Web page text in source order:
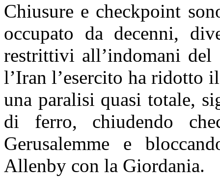
Chiusure e checkpoint
occupato da decenni,
restrittivi all’indomani
l’Iran l’esercito ha ridotto
una paralisi quasi totale,
di ferro, chiudendo
Gerusalemme e
Allenby con la Giordania.